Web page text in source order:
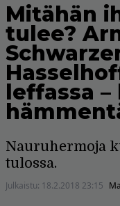
Mitähän
tulee?
leffassa
Nauruhermoja
tulossa.
Julkaistu: 18.2.2018 23:15